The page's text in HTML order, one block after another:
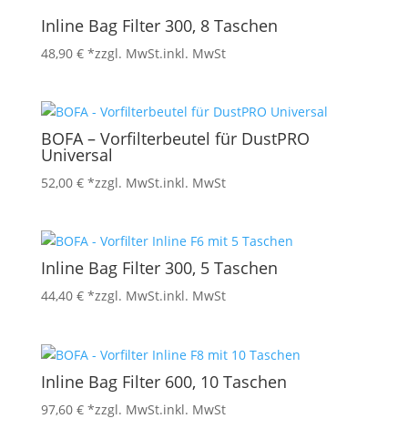
Inline Bag Filter 300, 8 Taschen
48,90 € *zzgl. MwSt.inkl. MwSt
BOFA – Vorfilterbeutel für DustPRO
Universal
52,00 € *zzgl. MwSt.inkl. MwSt
Inline Bag Filter 300, 5 Taschen
44,40 € *zzgl. MwSt.inkl. MwSt
Inline Bag Filter 600, 10 Taschen
97,60 € *zzgl. MwSt.inkl. MwSt